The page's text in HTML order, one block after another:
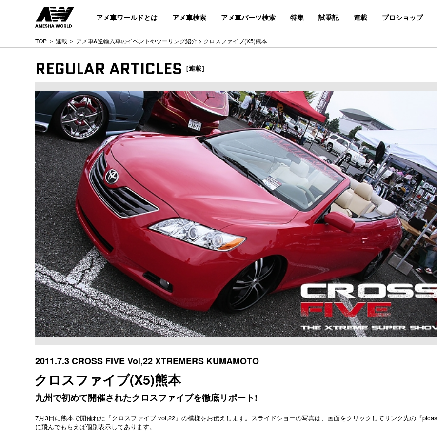
アメ車ワールドとは アメ車検索 アメ車パーツ検索 特集 試乗記 連載 プロショップ
TOP ＞ 連載 ＞ アメ車&逆輸入車のイベントやツーリング紹介 > クロスファイブ(X5)熊本
REGULAR ARTICLES ［連載］
2011.7.3 CROSS FIVE Vol,22 XTREMERS KUMAMOTO
クロスファイブ(X5)熊本
九州で初めて開催されたクロスファイブを徹底リポート!
7月3日に熊本で開催れた『クロスファイブ vol,22』の模様をお伝えします。スライドショーの写真は、画面をクリックしてリンク先の『
に飛んでもらえば個別表示してあります。